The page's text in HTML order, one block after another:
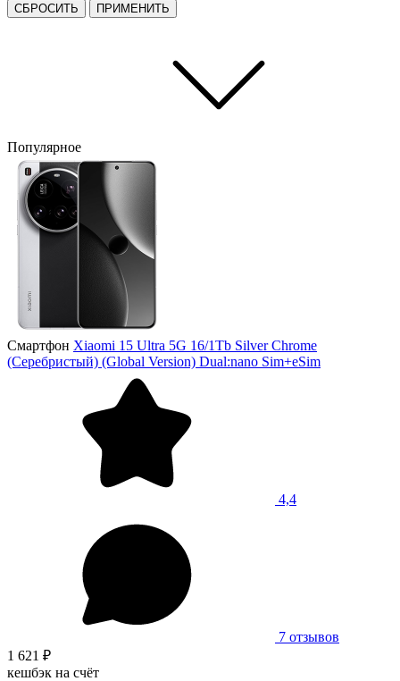
СБРОСИТЬ ПРИМЕНИТЬ
Популярное
Смартфон Xiaomi 15 Ultra 5G 16/1Tb Silver Chrome
(Серебристый) (Global Version) Dual:nano Sim+eSim
4,4
7 отзывов
1 621 ₽
кешбэк на счёт